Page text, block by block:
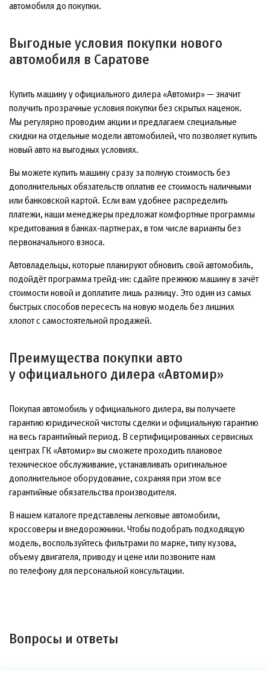
автомобиля до покупки.
Выгодные условия покупки нового
автомобиля в Саратове
Купить машину у официального дилера «Автомир» — значит
получить прозрачные условия покупки без скрытых наценок.
Мы регулярно проводим акции и предлагаем специальные
скидки на отдельные модели автомобилей, что позволяет купить
новый авто на выгодных условиях.
Вы можете купить машину сразу за полную стоимость без
дополнительных обязательств оплатив ее стоимость наличными
или банковской картой. Если вам удобнее распределить
платежи, наши менеджеры предложат комфортные программы
кредитования в банках-партнерах, в том числе варианты без
первоначального взноса.
Автовладельцы, которые планируют обновить свой автомобиль,
подойдёт программа трейд-ин: сдайте прежнюю машину в зачёт
стоимости новой и доплатите лишь разницу. Это один из самых
быстрых способов пересесть на новую модель без лишних
хлопот с самостоятельной продажей.
Преимущества покупки авто
у официального дилера «Автомир»
Покупая автомобиль у официального дилера, вы получаете
гарантию юридической чистоты сделки и официальную гарантию
на весь гарантийный период. В сертифицированных сервисных
центрах ГК «Автомир» вы сможете проходить плановое
техническое обслуживание, устанавливать оригинальное
дополнительное оборудование, сохраняя при этом все
гарантийные обязательства производителя.
В нашем каталоге представлены легковые автомобили,
кроссоверы и внедорожники. Чтобы подобрать подходящую
модель, воспользуйтесь фильтрами по марке, типу кузова,
объему двигателя, приводу и цене или позвоните нам
по телефону для персональной консультации.
Вопросы и ответы